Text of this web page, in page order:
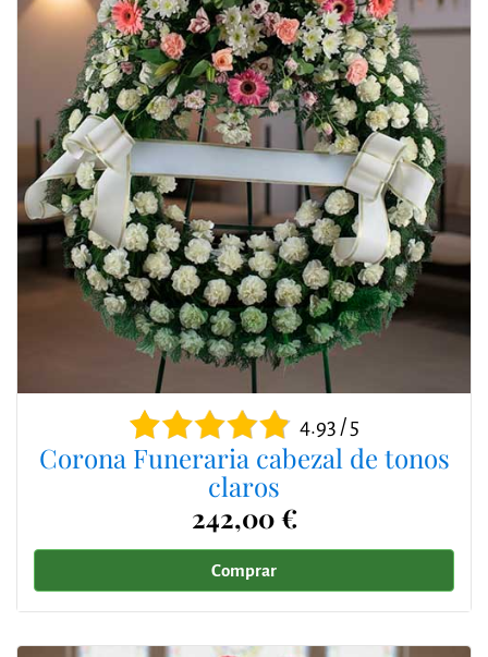
4.93 / 5
Corona Funeraria cabezal de tonos
claros
242,00 €
Comprar